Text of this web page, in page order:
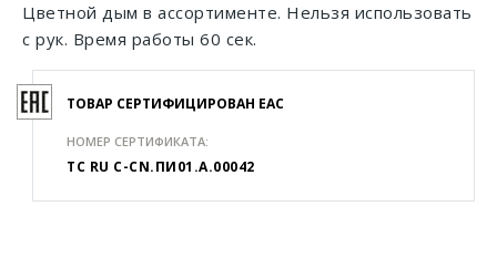
Цветной дым в ассортименте. Нельзя использовать
с рук. Время работы 60 сек.
ТОВАР СЕРТИФИЦИРОВАН EAC
НОМЕР СЕРТИФИКАТА:
TC RU C-CN.ПИ01.А.00042